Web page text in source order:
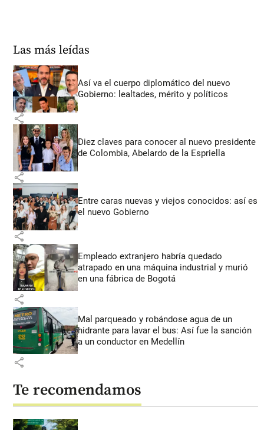
Las más leídas
Así va el cuerpo diplomático del nuevo
Gobierno: lealtades, mérito y políticos
share
Diez claves para conocer al nuevo presidente
de Colombia, Abelardo de la Espriella
share
Entre caras nuevas y viejos conocidos: así es
el nuevo Gobierno
share
Empleado extranjero habría quedado
atrapado en una máquina industrial y murió
en una fábrica de Bogotá
share
Mal parqueado y robándose agua de un
hidrante para lavar el bus: Así fue la sanción
a un conductor en Medellín
share
Te recomendamos